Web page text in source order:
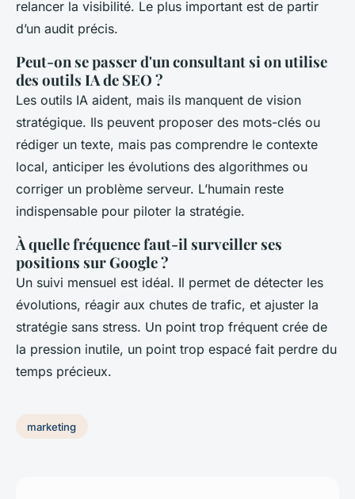
relancer la visibilité. Le plus important est de partir
d’un audit précis.
Peut-on se passer d'un consultant si on utilise
des outils IA de SEO ?
Les outils IA aident, mais ils manquent de vision
stratégique. Ils peuvent proposer des mots-clés ou
rédiger un texte, mais pas comprendre le contexte
local, anticiper les évolutions des algorithmes ou
corriger un problème serveur. L’humain reste
indispensable pour piloter la stratégie.
À quelle fréquence faut-il surveiller ses
positions sur Google ?
Un suivi mensuel est idéal. Il permet de détecter les
évolutions, réagir aux chutes de trafic, et ajuster la
stratégie sans stress. Un point trop fréquent crée de
la pression inutile, un point trop espacé fait perdre du
temps précieux.
marketing